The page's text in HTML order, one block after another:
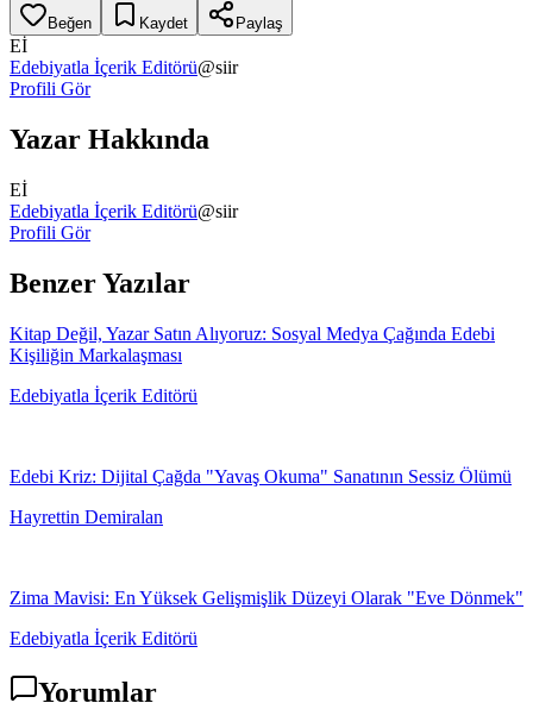
Beğen Kaydet Paylaş
Eİ
Edebiyatla İçerik Editörü@siir
Profili Gör
Yazar Hakkında
Eİ
Edebiyatla İçerik Editörü@siir
Profili Gör
Benzer Yazılar
Kitap Değil, Yazar Satın Alıyoruz: Sosyal Medya Çağında Edebi
Kişiliğin Markalaşması
Edebiyatla İçerik Editörü
Edebi Kriz: Dijital Çağda "Yavaş Okuma" Sanatının Sessiz Ölümü
Hayrettin Demiralan
Zima Mavisi: En Yüksek Gelişmişlik Düzeyi Olarak "Eve Dönmek"
Edebiyatla İçerik Editörü
Yorumlar